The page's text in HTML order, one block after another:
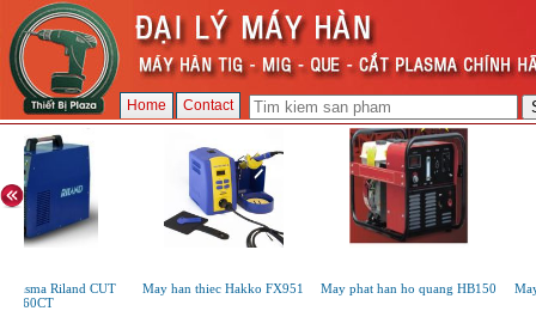
Home Contact
Riland CUT
60CT
May han thiec Hakko FX951 May phat han ho quang HB150